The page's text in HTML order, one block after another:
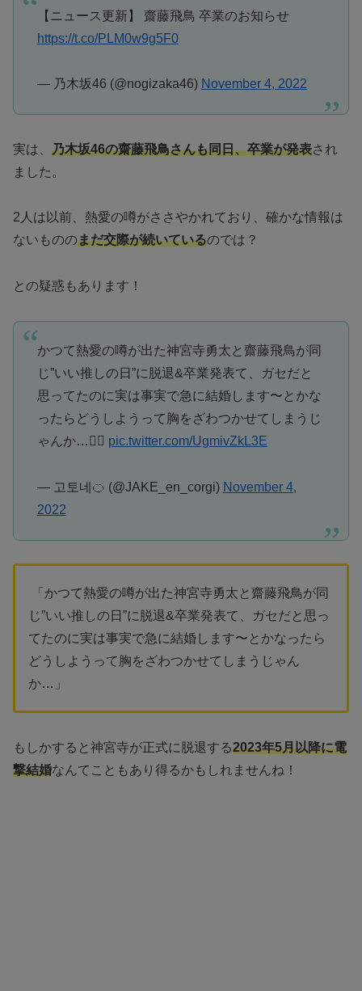
【ニュース更新】 齋藤飛鳥 卒業のお知らせ
https://t.co/PLM0w9g5F0
— 乃木坂46 (@nogizaka46) November 4, 2022
実は、 乃木坂46の齋藤飛鳥さんも同日、卒業が発表され
ました。
2人は以前、熱愛の噂がささやかれており、確かな情報は
ないもののまだ交際が続いているのでは？
との疑惑もあります！
かつて熱愛の噂が出た神宮寺勇太と齋藤飛鳥が同
じ”いい推しの日”に脱退&卒業発表て、ガセだと
思ってたのに実は事実で急に結婚します〜とかな
ったらどうしようって胸をざわつかせてしまうじ
ゃんか…🤦‍♀️ pic.twitter.com/UgmivZkL3E
— 고토네🍊 (@JAKE_en_corgi) November 4,
2022
「かつて熱愛の噂が出た神宮寺勇太と齋藤飛鳥が同
じ”いい推しの日”に脱退&卒業発表て、ガセだと思っ
てたのに実は事実で急に結婚します〜とかなったら
どうしようって胸をざわつかせてしまうじゃん
か…」
もしかすると神宮寺が正式に脱退する2023年5月以降に電
撃結婚なんてこともあり得るかもしれませんね！